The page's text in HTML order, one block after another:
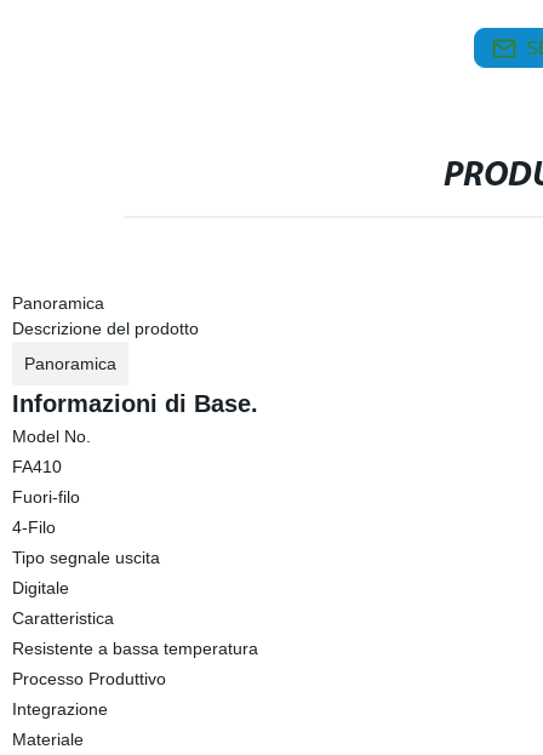
Panoramica
Descrizione del prodotto
Panoramica
Informazioni di Base.
Model No.
FA410
Fuori-filo
4-Filo
Tipo segnale uscita
Digitale
Caratteristica
Resistente a bassa temperatura
Processo Produttivo
Integrazione
Materiale